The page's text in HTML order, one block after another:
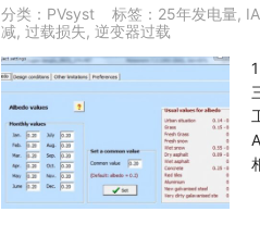
分类： PVsyst 标签： 25年发电量,
减, 过载损失, 逆变器过载